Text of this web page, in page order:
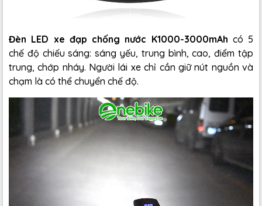
Đèn LED xe đạp chống nước K1000-3000mAh có 5
chế độ chiếu sáng: sáng yếu, trung bình, cao, điểm tập
trung, chớp nháy. Người lái xe chỉ cần giữ nút nguồn và
chạm là có thể chuyển chế độ.